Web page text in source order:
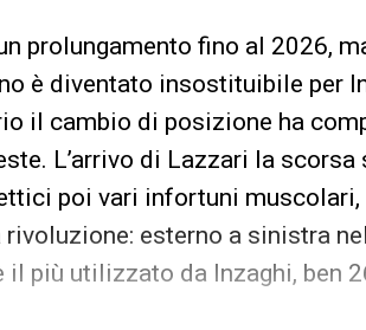
prolungamento fino al 2026,
è diventato insostituibile per
il cambio di posizione ha
L’arrivo di Lazzari la
poi vari infortuni
rivoluzione: esterno a sinistra
il più utilizzato da Inzaghi, ben